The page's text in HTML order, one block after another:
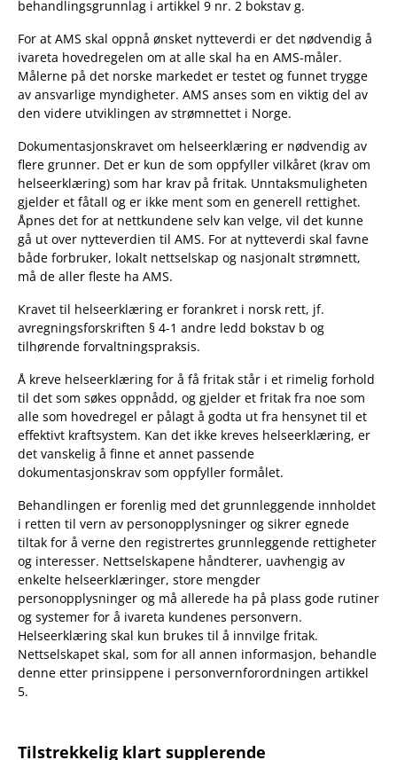
behandlingsgrunnlag i artikkel 9 nr. 2 bokstav g.
For at AMS skal oppnå ønsket nytteverdi er det nødvendig å
ivareta hovedregelen om at alle skal ha en AMS-måler.
Målerne på det norske markedet er testet og funnet trygge
av ansvarlige myndigheter. AMS anses som en viktig del av
den videre utviklingen av strømnettet i Norge.
Dokumentasjonskravet om helseerklæring er nødvendig av
flere grunner. Det er kun de som oppfyller vilkåret (krav om
helseerklæring) som har krav på fritak. Unntaksmuligheten
gjelder et fåtall og er ikke ment som en generell rettighet.
Åpnes det for at nettkundene selv kan velge, vil det kunne
gå ut over nytteverdien til AMS. For at nytteverdi skal favne
både forbruker, lokalt nettselskap og nasjonalt strømnett,
må de aller fleste ha AMS.
Kravet til helseerklæring er forankret i norsk rett, jf.
avregningsforskriften § 4-1 andre ledd bokstav b og
tilhørende forvaltningspraksis.
Å kreve helseerklæring for å få fritak står i et rimelig forhold
til det som søkes oppnådd, og gjelder et fritak fra noe som
alle som hovedregel er pålagt å godta ut fra hensynet til et
effektivt kraftsystem. Kan det ikke kreves helseerklæring, er
det vanskelig å finne et annet passende
dokumentasjonskrav som oppfyller formålet.
Behandlingen er forenlig med det grunnleggende innholdet
i retten til vern av personopplysninger og sikrer egnede
tiltak for å verne den registrertes grunnleggende rettigheter
og interesser. Nettselskapene håndterer, uavhengig av
enkelte helseerklæringer, store mengder
personopplysninger og må allerede ha på plass gode rutiner
og systemer for å ivareta kundenes personvern.
Helseerklæring skal kun brukes til å innvilge fritak.
Nettselskapet skal, som for all annen informasjon, behandle
denne etter prinsippene i personvernforordningen artikkel
5.
Tilstrekkelig klart supplerende